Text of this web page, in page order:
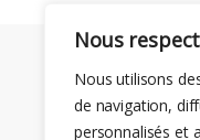
Nous
Nous utilisons
de navigation,
personnalisés et